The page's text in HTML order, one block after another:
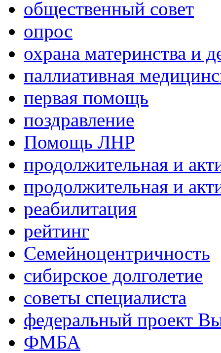
общественный совет
опрос
охрана материнства и
паллиативная
первая помощь
поздравление
Помощь ЛНР
продолжительная и
продолжительная и
реабилитация
рейтинг
Семейноцентричность
сибирское долголетие
советы специалиста
федеральный проект
ФМБА